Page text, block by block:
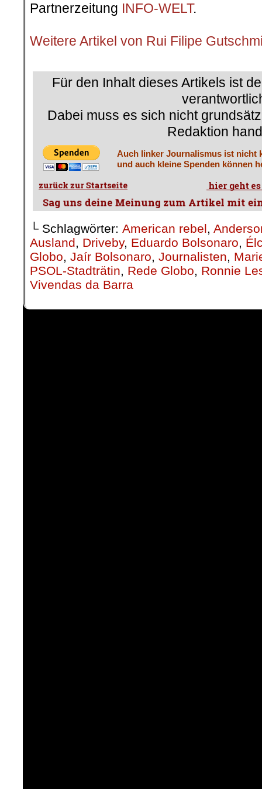
Partnerzeitung INFO-WELT.
Weitere Artikel von Rui Filipe
Für den Inhalt dieses Artikels ist
Dabei muss es sich nicht
Redaktion
Auch linker Journalismus ist nicht
und auch kleine Spenden können
└ Schlagwörter: American rebel,
Ausland, Driveby, Eduardo Bolsonaro,
Globo, Jaír Bolsonaro, Journalisten,
PSOL-Stadträtin, Rede Globo, Ronnie
Vivendas da Barra